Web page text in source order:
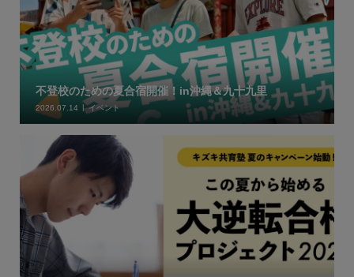
不登校のための夏合宿開催！in沖縄＆九十九里
2026.07.14 イベント